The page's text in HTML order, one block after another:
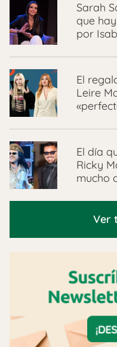
Sarah
que
por
El
Leire
El día
Ricky
mucho
Ver